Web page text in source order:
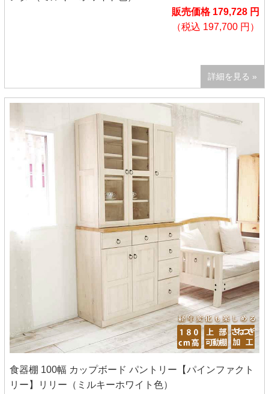
販売価格 179,728 円
（税込 197,700 円）
詳細を見る »
食器棚 100幅 カップボード パントリー【パインファクト
リー】リリー（ミルキーホワイト色）